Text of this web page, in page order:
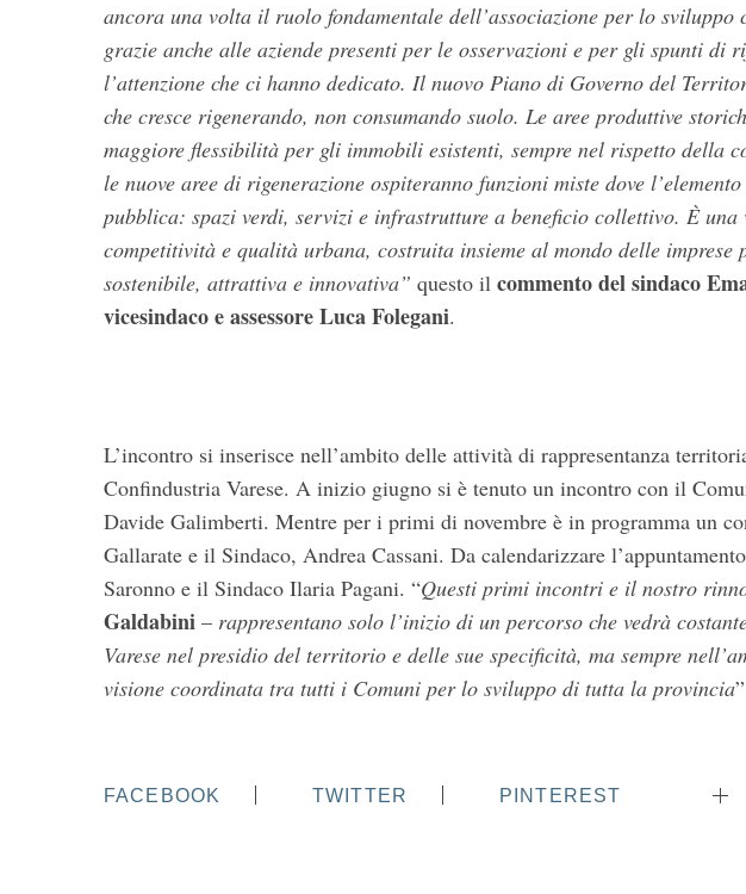
ancora una volta il ruolo fondamentale dell’associazione per lo
grazie anche alle aziende presenti per le osservazioni e per gli spunti di
l’attenzione che ci hanno dedicato. Il nuovo Piano di Governo del
che cresce rigenerando, non consumando suolo. Le aree produttive
maggiore flessibilità per gli immobili esistenti, sempre nel rispetto della
le nuove aree di rigenerazione ospiteranno funzioni miste dove
pubblica: spazi verdi, servizi e infrastrutture a beneficio collettivo. È una
competitività e qualità urbana, costruita insieme al mondo delle imprese
sostenibile, attrattiva e innovativa” questo il commento del sindaco
vicesindaco e assessore Luca Folegani.
L’incontro si inserisce nell’ambito delle attività di rappresentanza
Confindustria Varese. A inizio giugno si è tenuto un incontro con il
Davide Galimberti. Mentre per i primi di novembre è in programma un
Gallarate e il Sindaco, Andrea Cassani. Da calendarizzare
Saronno e il Sindaco Ilaria Pagani. “Questi primi incontri e il nostro
Galdabini – rappresentano solo l’inizio di un percorso che vedrà
Varese nel presidio del territorio e delle sue specificità, ma sempre
visione coordinata tra tutti i Comuni per lo sviluppo di tutta la provincia
FACEBOOK TWITTER PINTEREST